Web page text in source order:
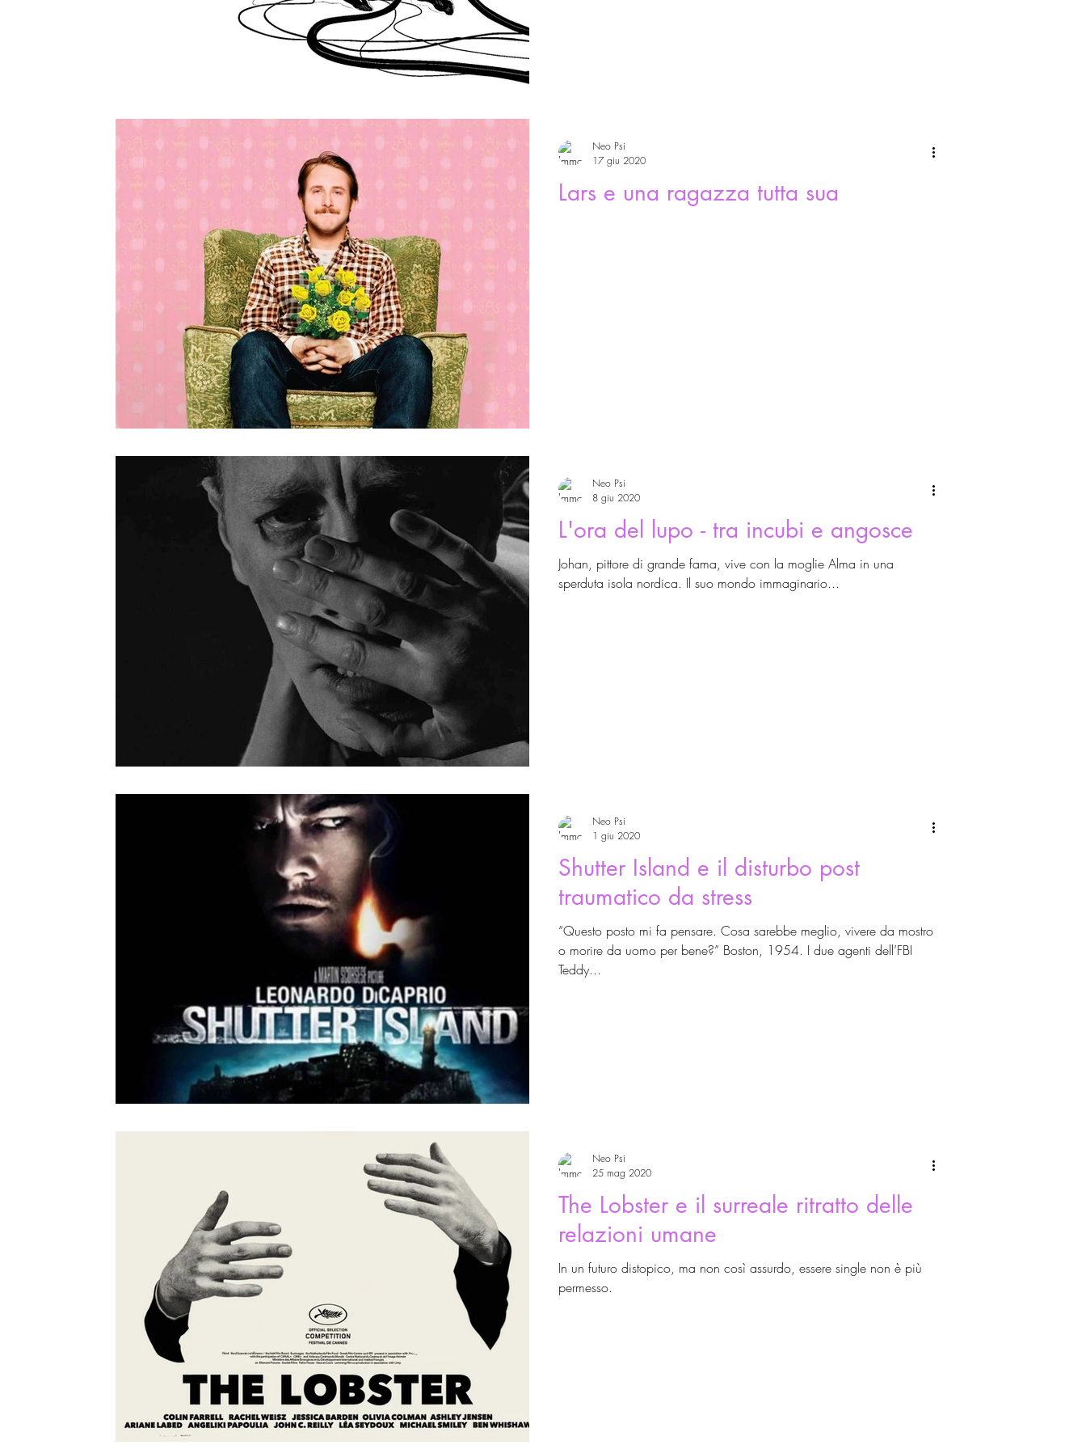
Lars e una ragazza tutta sua
Neo Psi
17 giu 2020
L'ora del lupo - tra incubi e angosce
Johan, pittore di grande fama, vive con la moglie Alma in una
sperduta isola nordica. Il suo mondo immaginario...
Neo Psi
8 giu 2020
Shutter Island e il disturbo post
traumatico da stress
“Questo posto mi fa pensare. Cosa sarebbe meglio, vivere da mostro
o morire da uomo per bene?” Boston, 1954. I due agenti dell’FBI
Teddy...
Neo Psi
1 giu 2020
The Lobster e il surreale ritratto delle
relazioni umane
In un futuro distopico, ma non così assurdo, essere single non è più
permesso.
Neo Psi
25 mag 2020